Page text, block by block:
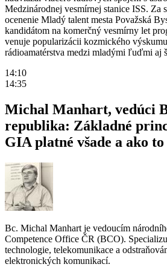
Medzinárodnej vesmírnej stanice ISS. Za
ocenenie Mladý talent mesta Považská
kandidátom na komerčný vesmírny let
venuje popularizácii kozmického
rádioamatérstva medzi mladými ľuďmi aj
14:10
14:35
Michal Manhart, vedúci
republika: Základné
GIA platné všade a ako
Bc. Michal Manhart je vedoucím
Competence Office ČR (BCO).
technologie, telekomunikace a
elektronických komunikací.